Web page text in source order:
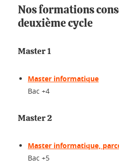
Nos formations
deuxième cycle
Master 1
Master informatique
Bac +4
Master 2
Master informatique,
Bac +5